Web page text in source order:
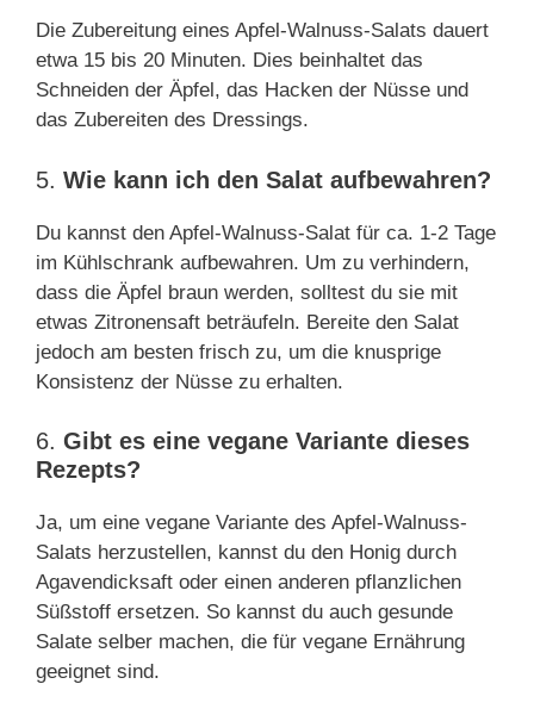
Die Zubereitung eines Apfel-Walnuss-Salats dauert
etwa 15 bis 20 Minuten. Dies beinhaltet das
Schneiden der Äpfel, das Hacken der Nüsse und
das Zubereiten des Dressings.
5. Wie kann ich den Salat aufbewahren?
Du kannst den Apfel-Walnuss-Salat für ca. 1-2 Tage
im Kühlschrank aufbewahren. Um zu verhindern,
dass die Äpfel braun werden, solltest du sie mit
etwas Zitronensaft beträufeln. Bereite den Salat
jedoch am besten frisch zu, um die knusprige
Konsistenz der Nüsse zu erhalten.
6. Gibt es eine vegane Variante dieses
Rezepts?
Ja, um eine vegane Variante des Apfel-Walnuss-
Salats herzustellen, kannst du den Honig durch
Agavendicksaft oder einen anderen pflanzlichen
Süßstoff ersetzen. So kannst du auch gesunde
Salate selber machen, die für vegane Ernährung
geeignet sind.